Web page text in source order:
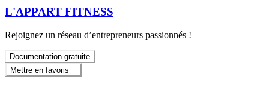
L'APPART FITNESS
Rejoignez un réseau d’entrepreneurs passionnés !
Documentation gratuite
Mettre en favoris